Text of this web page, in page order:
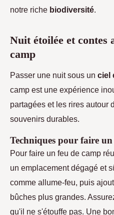
notre riche biodiversité.
Nuit étoilée et contes
camp
Passer une nuit sous un ciel
camp est une expérience
partagées et les rires autour
souvenirs durables.
Techniques pour faire
Pour faire un feu de camp
un emplacement dégagé et
comme allume-feu, puis
bûches plus grandes.
qu'il ne s'étouffe pas. Une